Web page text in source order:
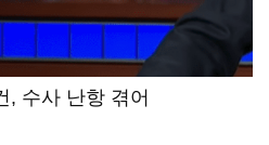
, 수사 난항 겪어